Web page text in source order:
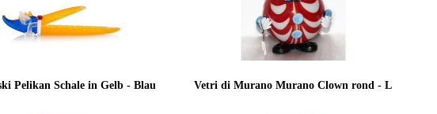
Pelikan Schale in Gelb - Blau Vetri di Murano Murano Clown rond - L